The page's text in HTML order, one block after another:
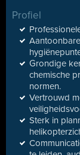
Profiel
Grondige
chemische
normen.
Vertrouwd
Sterk in